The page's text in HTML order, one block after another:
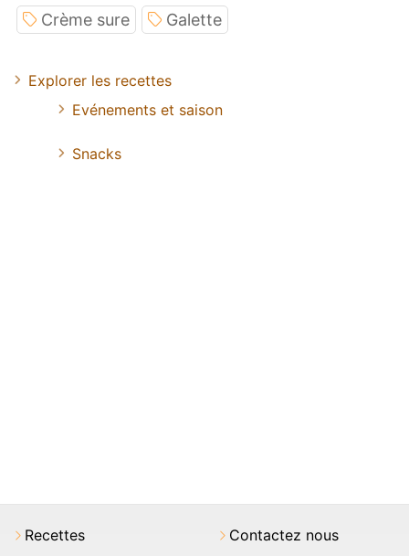
Crème sure Galette
Explorer les recettes
Evénements et saison
Snacks
Recettes Contactez nous